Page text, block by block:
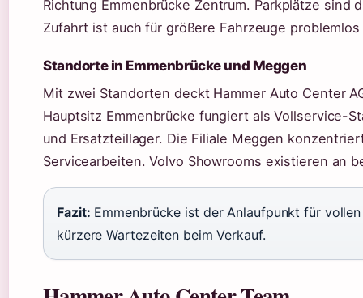
Richtung Emmenbrücke Zentrum. Parkplätze sind
Zufahrt ist auch für größere Fahrzeuge
Standorte in Emmenbrücke und Meggen
Mit zwei Standorten deckt Hammer Auto Center
Hauptsitz Emmenbrücke fungiert als Vollservice-
und Ersatzteillager. Die Filiale Meggen
Servicearbeiten. Volvo Showrooms existieren an
Fazit: Emmenbrücke ist der Anlaufpunkt für
kürzere Wartezeiten beim Verkauf.